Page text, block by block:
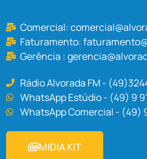
Comercial:
Faturamento:
Gerência :
Rádio Alvorada FM -
WhatsApp Estúdio - (49) 9
WhatsApp Comercial - (49)
MIDIA KIT